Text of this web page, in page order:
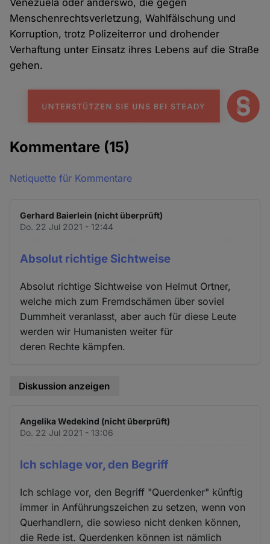
Venezuela oder anderswo, die gegen
Menschenrechtsverletzung, Wahlfälschung und
Korruption, trotz Polizeiterror und drohender
Verhaftung unter Einsatz ihres Lebens auf die Straße
gehen.
Kommentare (15)
Netiquette für Kommentare
Gerhard Baierlein (nicht überprüft)
Do. 22 Jul 2021 - 12:44
Absolut richtige Sichtweise
Absolut richtige Sichtweise von Helmut Ortner,
welche mich zum Fremdschämen über soviel
Dummheit veranlasst, aber auch für diese Leute
werden wir Humanisten weiter für
deren Rechte kämpfen.
Diskussion anzeigen
Angelika Wedekind (nicht überprüft)
Do. 22 Jul 2021 - 13:06
Ich schlage vor, den Begriff
Ich schlage vor, den Begriff "Querdenker" künftig
immer in Anführungszeichen zu setzen, wenn von
Querhandlern, die sowieso nicht denken können,
die Rede ist. Querdenken können ist nämlich